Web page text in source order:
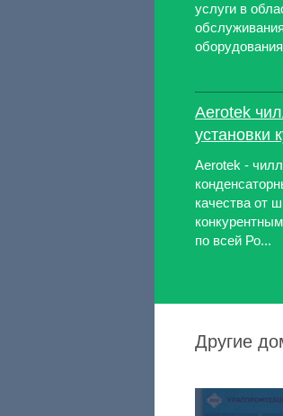
услуги в
Aerotek
установки
Aerotek -
качества от
по всей Ро...
Другие